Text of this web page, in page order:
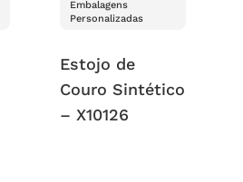
Embalagens
Personalizadas
Estojo de
Couro Sintético
– X10126